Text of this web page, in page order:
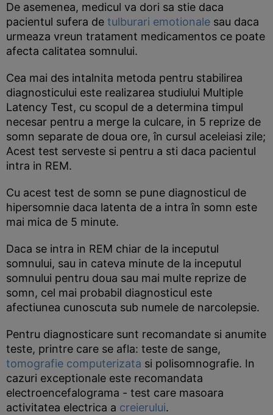
De asemenea, medicul va dori sa stie daca
pacientul sufera de tulburari emotionale sau daca
urmeaza vreun tratament medicamentos ce poate
afecta calitatea somnului.
Cea mai des intalnita metoda pentru stabilirea
diagnosticului este realizarea studiului Multiple
Latency Test, cu scopul de a determina timpul
necesar pentru a merge la culcare, in 5 reprize de
somn separate de doua ore, în cursul aceleiasi zile;
Acest test serveste si pentru a sti daca pacientul
intra in REM.
Cu acest test de somn se pune diagnosticul de
hipersomnie daca latenta de a intra în somn este
mai mica de 5 minute.
Daca se intra in REM chiar de la inceputul
somnului, sau in cateva minute de la inceputul
somnului pentru doua sau mai multe reprize de
somn, cel mai probabil diagnosticul este
afectiunea cunoscuta sub numele de narcolepsie.
Pentru diagnosticare sunt recomandate si anumite
teste, printre care se afla: teste de sange,
tomografie computerizata si polisomnografie. In
cazuri exceptionale este recomandata
electroencefalograma - test care masoara
activitatea electrica a creierului.